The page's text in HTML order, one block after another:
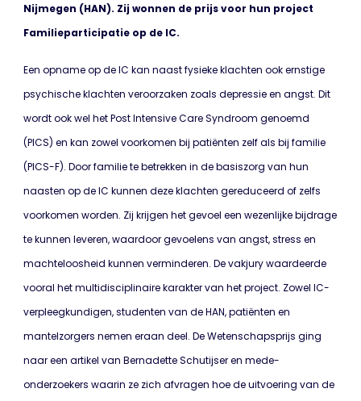
Nijmegen (HAN). Zij wonnen de prijs voor hun project
Familieparticipatie op de IC.
Een opname op de IC kan naast fysieke klachten ook ernstige
psychische klachten veroorzaken zoals depressie en angst. Dit
wordt ook wel het Post Intensive Care Syndroom genoemd
(PICS) en kan zowel voorkomen bij patiënten zelf als bij familie
(PICS-F). Door familie te betrekken in de basiszorg van hun
naasten op de IC kunnen deze klachten gereduceerd of zelfs
voorkomen worden. Zij krijgen het gevoel een wezenlijke bijdrage
te kunnen leveren, waardoor gevoelens van angst, stress en
machteloosheid kunnen verminderen. De vakjury waardeerde
vooral het multidisciplinaire karakter van het project. Zowel IC-
verpleegkundigen, studenten van de HAN, patiënten en
mantelzorgers nemen eraan deel. De Wetenschapsprijs ging
naar een artikel van Bernadette Schutijser en mede-
onderzoekers waarin ze zich afvragen hoe de uitvoering van de